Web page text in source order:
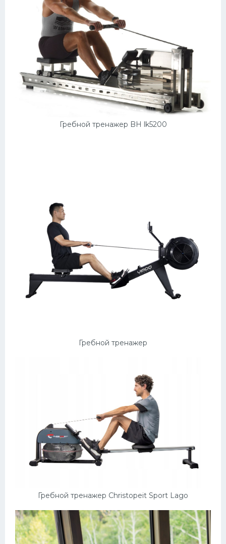
Гребной тренажер BH lk5200
Гребной тренажер
Гребной тренажер Christopeit Sport Lago